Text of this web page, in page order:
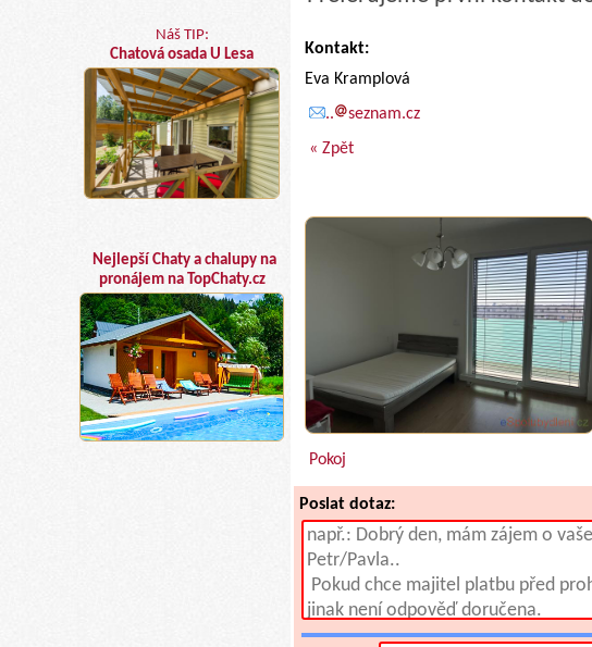
Náš TIP:
Chatová osada U Lesa
Nejlepší Chaty a chalupy na
pronájem na TopChaty.cz
Kontakt:
Eva Kramplová
..
seznam.cz
« Zpět
Pokoj
Poslat dotaz: